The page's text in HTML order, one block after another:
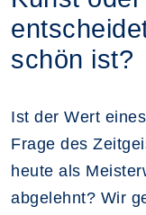
schön ist?
Ist der Wert
Frage des
heute als
abgelehnt? Wir